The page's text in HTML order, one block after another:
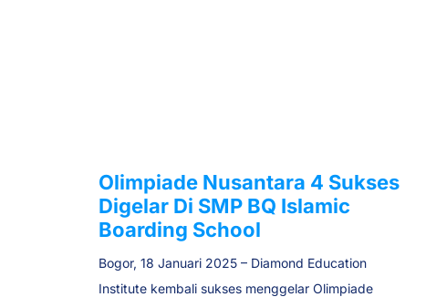
Olimpiade Nusantara 4 Sukses
Digelar Di SMP BQ Islamic
Boarding School
Bogor, 18 Januari 2025 – Diamond Education
Institute kembali sukses menggelar Olimpiade